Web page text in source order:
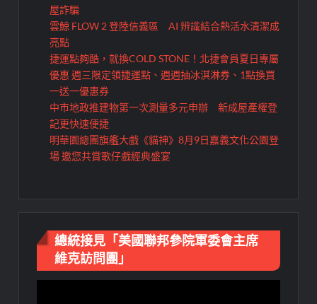
屋詐騙
雲鯨 FLOW 2 登陸信義區 AI 辨識結合熱活水清潔成
亮點
捷運點夠酷，就換COLD STONE！北捷會員夏日專屬
優惠 週三限定領捷運點、週週抽冰淇淋券、1點換買
一送一優惠券
中市地政推建物第一次測量多元申辦 新成屋產權登
記更快速便捷
明華園總團旗艦大戲《貓神》8月9日嘉義文化公園登
場 邀您共賞歌仔戲經典盛宴
總統接見「美國聯邦參院軍委會主席
維克訪問團」